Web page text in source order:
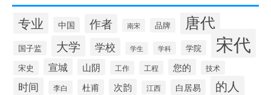
专业 中国 作者 南宋 品牌 唐代
国子监 大学 学校 学生 学科 学院 宋代
宋史 宣城 山阴 工作 工程 您的 技术
时间 李白 杜甫 次韵 江西 白居易 的人